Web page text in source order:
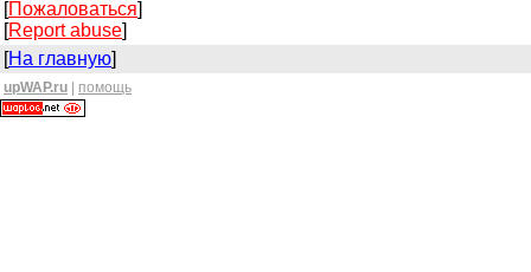
[Пожаловаться]
[Report abuse]
[На главную]
upWAP.ru помощь